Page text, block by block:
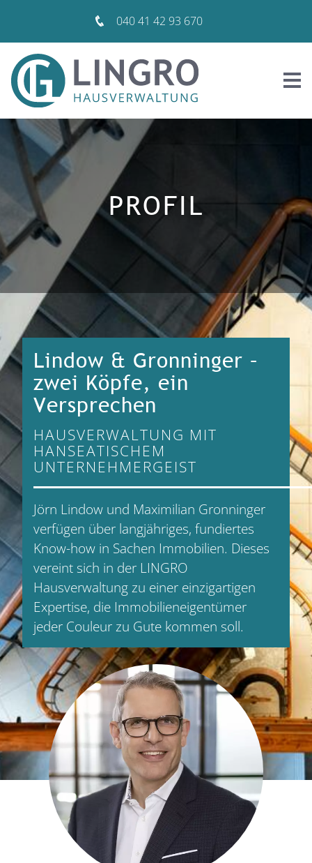
040 41 42 93 670
PROFIL
Lindow & Gronninger –
zwei Köpfe, ein
Versprechen
HAUSVERWALTUNG MIT
HANSEATISCHEM
UNTERNEHMERGEIST
Jörn Lindow und Maximilian Gronninger
verfügen über langjähriges, fundiertes
Know-how in Sachen Immobilien. Dieses
vereint sich in der LINGRO
Hausverwaltung zu einer einzigartigen
Expertise, die Immobilieneigentümer
jeder Couleur zu Gute kommen soll.